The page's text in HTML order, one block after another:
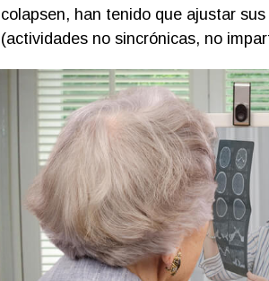
colapsen, han tenido que ajustar
(actividades no sincrónicas, no